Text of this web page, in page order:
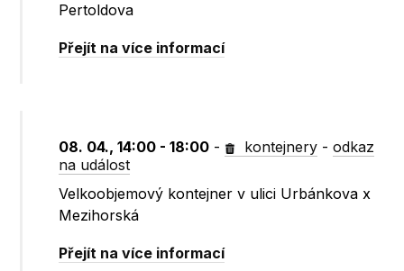
Pertoldova
Přejít na více informací
08. 04., 14:00 - 18:00 - kontejnery -odkaz
na událost
Velkoobjemový kontejner v ulici Urbánkova x
Mezihorská
Přejít na více informací